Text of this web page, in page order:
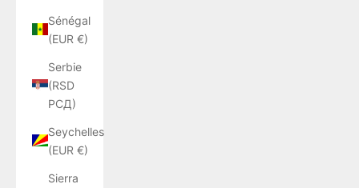
Sénégal
(EUR €)
Serbie
(RSD
РСД)
Seychelles
(EUR €)
Sierra